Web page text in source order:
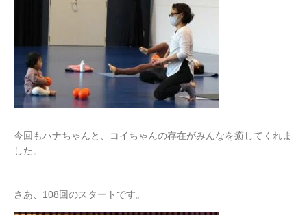
今回もハナちゃんと、コイちゃんの存在がみんなを癒してくれま
した。
さあ、108回のスタートです。